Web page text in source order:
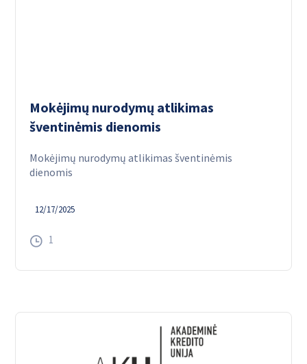
Mokėjimų nurodymų atlikimas
šventinėmis dienomis
Mokėjimų nurodymų atlikimas šventinėmis
dienomis
12/17/2025
1